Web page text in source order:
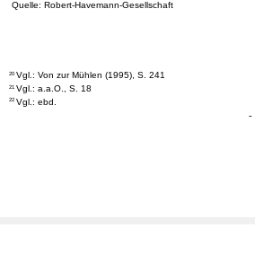
20 Vgl.: Von zur Mühlen (1995), S. 241
21 Vgl.: a.a.O., S. 18